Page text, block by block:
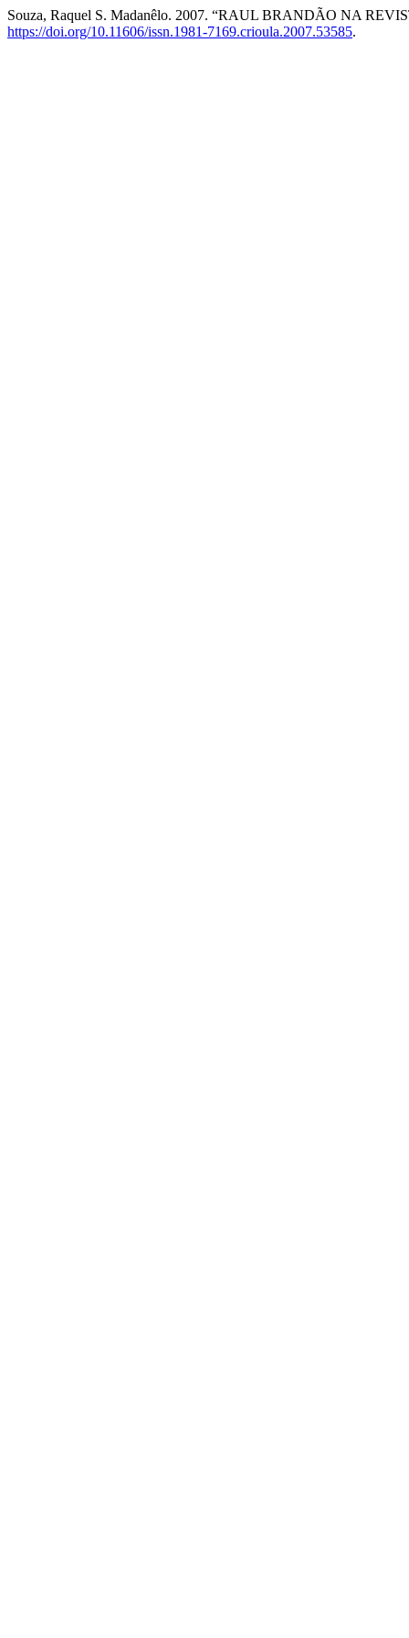
Souza, Raquel S. Madanêlo. 2007. “RAUL BRANDÃO NA
https://doi.org/10.11606/issn.1981-7169.crioula.2007.53585.